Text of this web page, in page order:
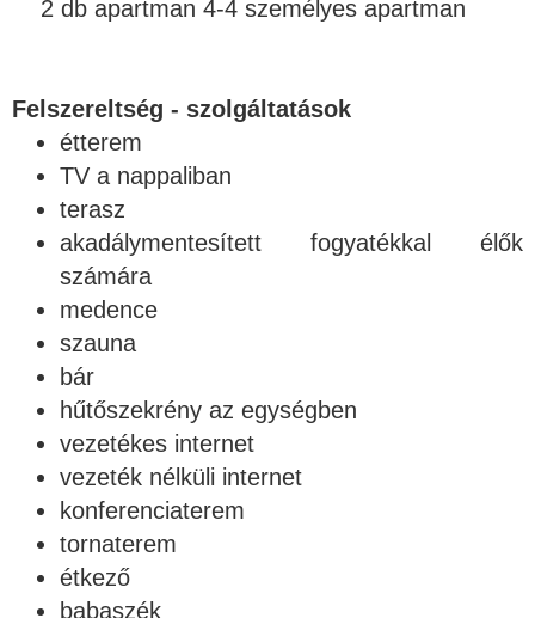
2 db apartman 4-4 személyes apartman
Felszereltség - szolgáltatások
étterem
TV a nappaliban
terasz
akadálymentesített fogyatékkal élők
számára
medence
szauna
bár
hűtőszekrény az egységben
vezetékes internet
vezeték nélküli internet
konferenciaterem
tornaterem
étkező
babaszék